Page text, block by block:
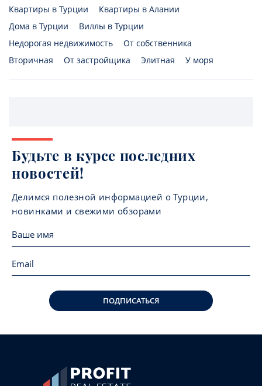
Квартиры в Турции
Квартиры в Алании
Дома в Турции
Виллы в Турции
Недорогая недвижимость
От собственника
Вторичная
От застройщика Элитная У моря
Будьте в курсе последних
новостей!
Делимся полезной информацией о Турции,
новинками и свежими обзорами
ПОДПИСАТЬСЯ